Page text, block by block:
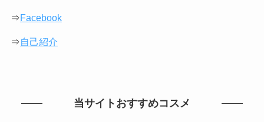
⇒Facebook
⇒自己紹介
当サイトおすすめコスメ